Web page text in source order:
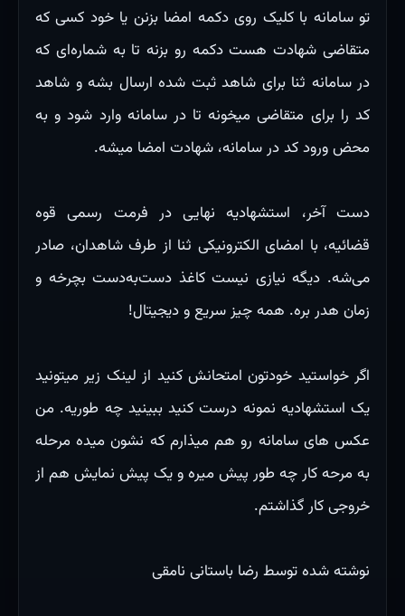
تو سامانه با کلیک روی دکمه امضا بزنن یا خود کسی که
متقاضی شهادت هست دکمه رو بزنه تا به شماره‌ای که
در سامانه ثنا برای شاهد ثبت شده ارسال بشه و شاهد
کد را برای متقاضی میخونه تا در سامانه وارد شود و به
محض ورود کد در سامانه، شهادت امضا میشه.
دست آخر، استشهادیه نهایی در فرمت رسمی قوه
قضائیه، با امضای الکترونیکی ثنا از طرف شاهدان، صادر
می‌شه. دیگه نیازی نیست کاغذ دست‌به‌دست بچرخه و
زمان هدر بره. همه چیز سریع و دیجیتال!
اگر خواستید خودتون امتحانش کنید از لینک زیر میتونید
یک استشهادیه نمونه درست کنید ببینید چه طوریه. من
عکس های سامانه رو هم میذارم که نشون میده مرحله
به مرحه کار چه طور پیش میره و یک پیش نمایش هم از
خروجی کار گذاشتم.
نوشته شده توسط رضا باستانی نامقی